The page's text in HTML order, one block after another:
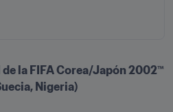
la FIFA Corea/Japón 2002™
Nigeria)